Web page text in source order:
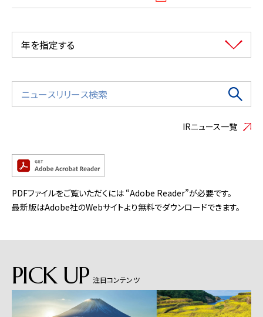
年を指定する
IRニュース一覧
PDFファイルをご覧いただくには “Adobe Reader”が必要です。
最新版はAdobe社のWebサイトより無料でダウンロードできます。
PICK UP 注目コンテンツ